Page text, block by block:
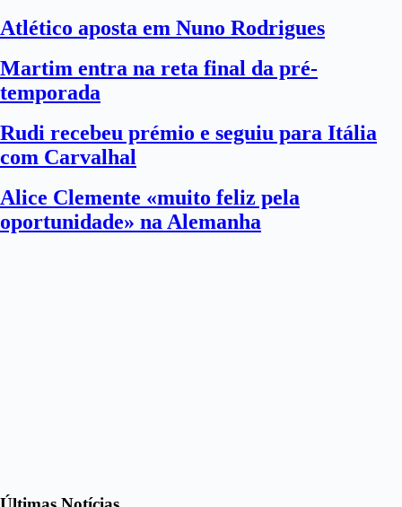
Atlético aposta em Nuno Rodrigues
Martim entra na reta final da pré-
temporada
Rudi recebeu prémio e seguiu para Itália
com Carvalhal
Alice Clemente «muito feliz pela
oportunidade» na Alemanha